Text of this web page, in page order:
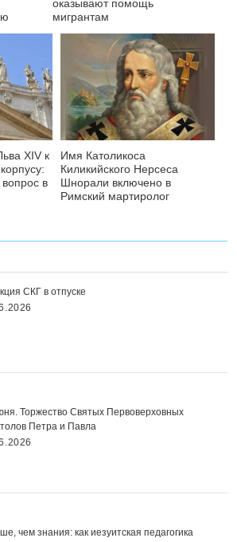
оказывают помощь
мигрантам
XIV к
в
Имя Католикоса
Киликийского Нерсеса
Шнорали включено в
Римский мартиролог
СКГ в отпуске
Торжество Святых Первоверховных
Петра и Павла
чем знания: как иезуитская педагогика